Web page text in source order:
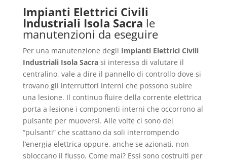
Impianti Elettrici Civili
Industriali Isola Sacra le
manutenzioni da eseguire
Per una manutenzione degli Impianti Elettrici Civili
Industriali Isola Sacrasi interessa di valutare il
centralino, vale a dire il pannello di controllo dove si
trovano gli interruttori interni che possono subire
una lesione. Il continuo fluire della corrente elettrica
porta a lesione i componenti interni che occorrono al
pulsante per muoversi. Alle volte ci sono dei
“pulsanti” che scattano da soli interrompendo
l’energia elettrica oppure, anche se azionati, non
sbloccano il flusso. Come mai? Essi sono costruiti per